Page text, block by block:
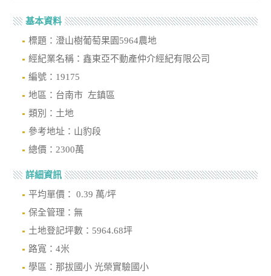
基本資料
標題：澄山樹葡萄果園5964農地
經紀業名稱：鑫東亞不動產仲介經紀有限公司
編號：19175
地區：台南市 左鎮區
類別：土地
參考地址：山豹段
總價：2300萬
詳細資訊
平均單價： 0.39 萬/坪
保全管理：無
土地登記坪數：5964.68坪
路寬：4米
學區：那拔國小 光榮實驗國小